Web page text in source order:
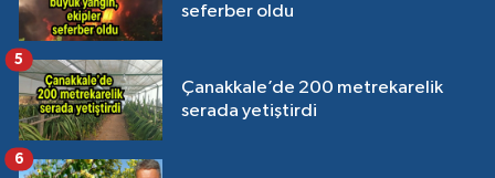
seferber oldu
Çanakkale’de 200 metrekarelik
serada yetiştirdi
5
6